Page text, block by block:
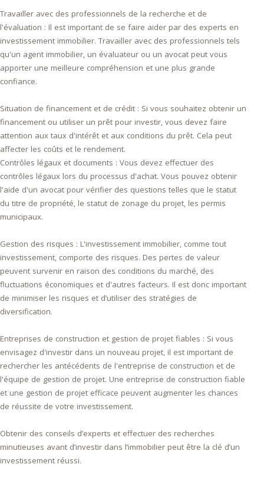
Travailler avec des professionnels de la recherche et de
l'évaluation : Il est important de se faire aider par des experts en
investissement immobilier. Travailler avec des professionnels tels
qu'un agent immobilier, un évaluateur ou un avocat peut vous
apporter une meilleure compréhension et une plus grande
confiance.
Situation de financement et de crédit : Si vous souhaitez obtenir un
financement ou utiliser un prêt pour investir, vous devez faire
attention aux taux d'intérêt et aux conditions du prêt. Cela peut
affecter les coûts et le rendement.
Contrôles légaux et documents : Vous devez effectuer des
contrôles légaux lors du processus d'achat. Vous pouvez obtenir
l'aide d'un avocat pour vérifier des questions telles que le statut
du titre de propriété, le statut de zonage du projet, les permis
municipaux.
Gestion des risques : L'investissement immobilier, comme tout
investissement, comporte des risques. Des pertes de valeur
peuvent survenir en raison des conditions du marché, des
fluctuations économiques et d'autres facteurs. Il est donc important
de minimiser les risques et d’utiliser des stratégies de
diversification.
Entreprises de construction et gestion de projet fiables : Si vous
envisagez d'investir dans un nouveau projet, il est important de
rechercher les antécédents de l'entreprise de construction et de
l'équipe de gestion de projet. Une entreprise de construction fiable
et une gestion de projet efficace peuvent augmenter les chances
de réussite de votre investissement.
Obtenir des conseils d’experts et effectuer des recherches
minutieuses avant d’investir dans l’immobilier peut être la clé d’un
investissement réussi.